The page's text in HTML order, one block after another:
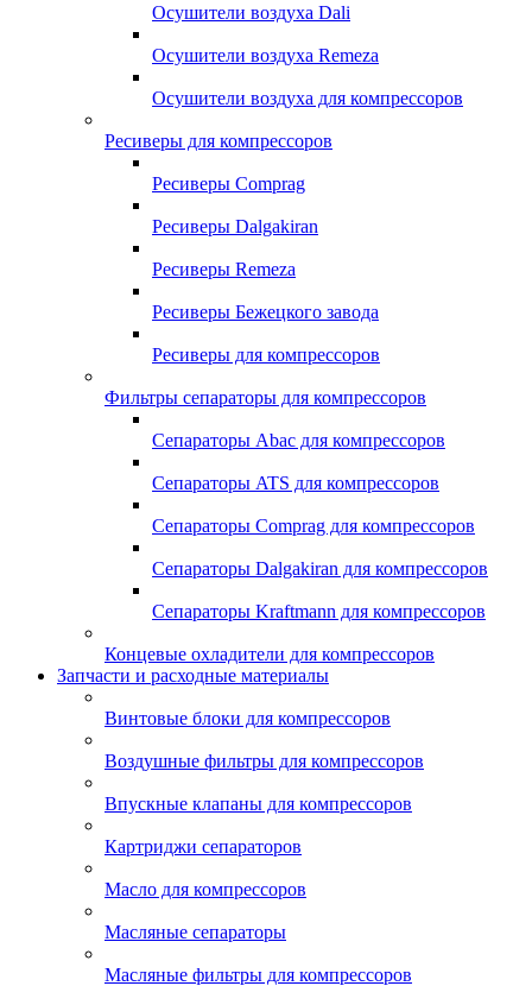
Осушители воздуха Dali
Осушители воздуха Remeza
Осушители воздуха для компрессоров
Ресиверы для компрессоров
Ресиверы Comprag
Ресиверы Dalgakiran
Ресиверы Remeza
Ресиверы Бежецкого завода
Ресиверы для компрессоров
Фильтры сепараторы для компрессоров
Сепараторы Abac для компрессоров
Сепараторы ATS для компрессоров
Сепараторы Comprag для компрессоров
Сепараторы Dalgakiran для компрессоров
Сепараторы Kraftmann для компрессоров
Концевые охладители для компрессоров
Запчасти и расходные материалы
Винтовые блоки для компрессоров
Воздушные фильтры для компрессоров
Впускные клапаны для компрессоров
Картриджи сепараторов
Масло для компрессоров
Масляные сепараторы
Масляные фильтры для компрессоров